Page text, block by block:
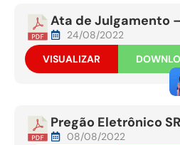
Ata de Julgamento
24/08/2022
VISUALIZAR
Pregão Eletrônico
08/08/2022